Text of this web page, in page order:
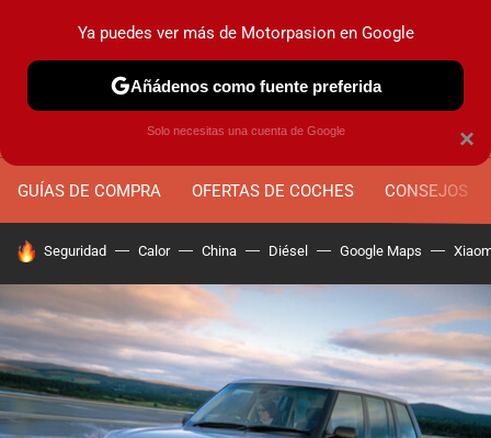
GUÍAS DE COMPRA OFERTAS DE COCHES CONSEJOS
HOY SE HABLA DE
Seguridad Calor China Diésel Google Maps
×
Ya puedes ver más de Motorpasion en Google
Añádenos como fuente preferida
Solo necesitas una cuenta de Google